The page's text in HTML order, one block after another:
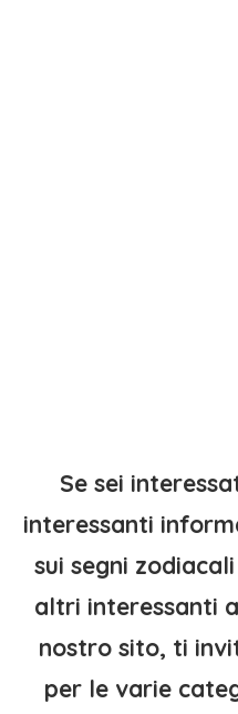
Se sei
interessanti
sui segni
altri interessanti
nostro sito, ti
per le varie